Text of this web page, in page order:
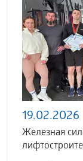
19.02.2026
Железная